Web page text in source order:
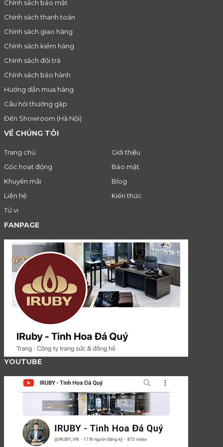
Chính sách bảo mật
Chính sách thanh toán
Chính sách giao hàng
Chính sách kiểm hàng
Chính sách đổi trả
Chính sách bảo hành
Hướng dẫn mua hàng
Câu hỏi thường gặp
Đến Showroom (Hà Nội)
VỀ CHÚNG TÔI
Trang chủ
Giới thiệu
Góc hoạt động
Bảo mật
Khuyến mãi
Blog
Liên hệ
Kiến thức
Tử vi
FANPAGE
YOUTUBE